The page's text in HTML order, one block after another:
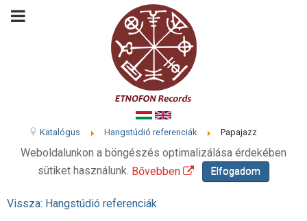
Katalógus Hangstúdió referenciák Papajazz
Weboldalunkon a böngészés optimalizálása érdekében
sütiket használunk. Bővebben Elfogadom
Vissza: Hangstúdió referenciák